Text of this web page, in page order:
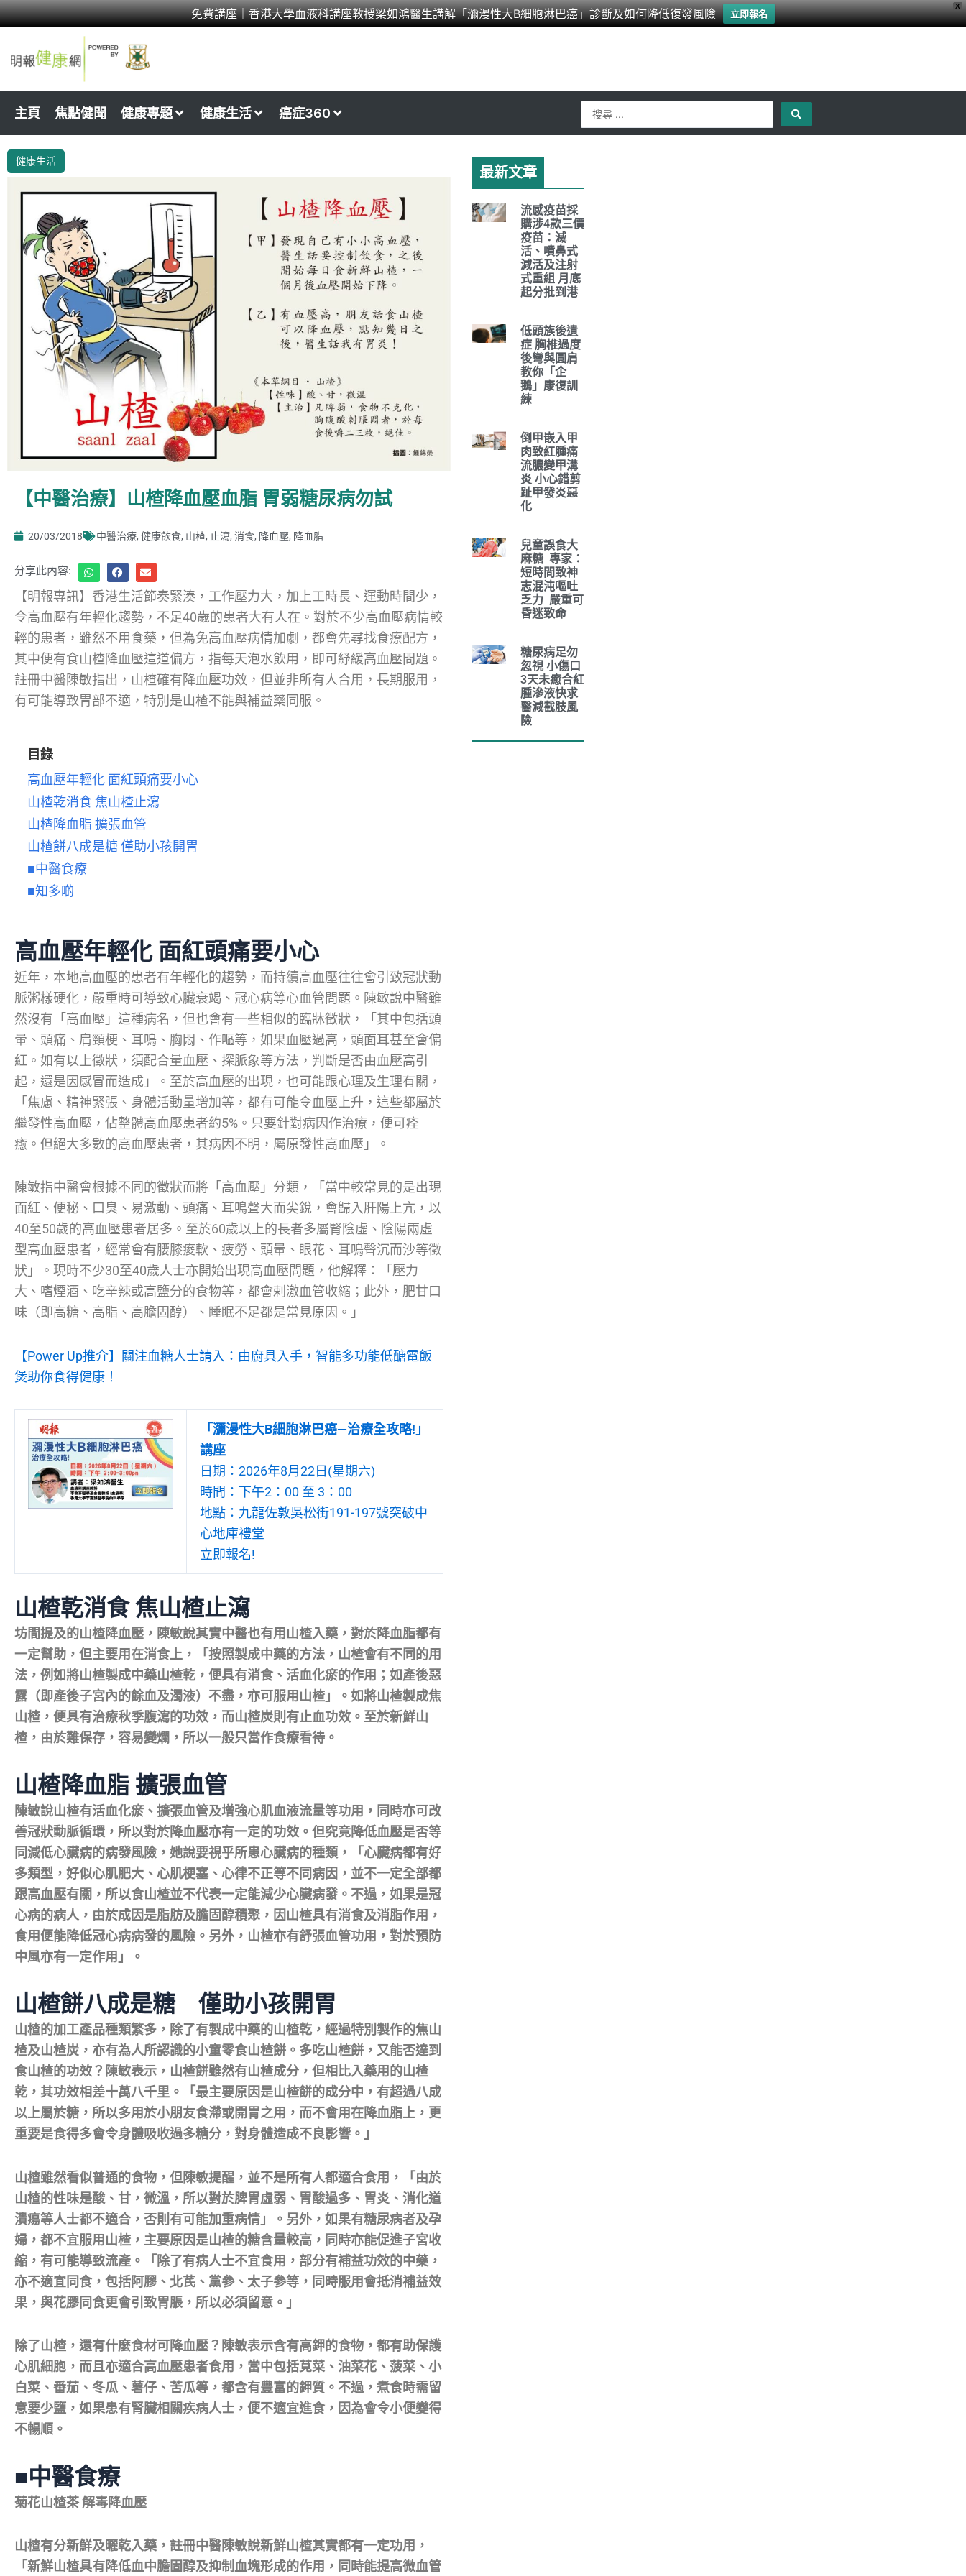
X
免費講座｜香港大學血液科講座教授梁如鴻醫生講解「瀰漫性大B細胞淋巴癌」診斷及如何降低復發風險 立即報名
Skip
to
content
主頁 焦點健聞 健康專題 健康生活 癌症360
Search
...
健康生活
【中醫治療】山楂降血壓血脂 胃弱糖尿病勿試
20/03/2018 中醫治療, 健康飲食, 山楂, 止瀉, 消食, 降血壓, 降血脂
分享此內容:
【明報專訊】香港生活節奏緊湊，工作壓力大，加上工時長、運動時間少，
令高血壓有年輕化趨勢，不足40歲的患者大有人在。對於不少高血壓病情較
輕的患者，雖然不用食藥，但為免高血壓病情加劇，都會先尋找食療配方，
其中便有食山楂降血壓這道偏方，指每天泡水飲用，即可紓緩高血壓問題。
註冊中醫陳敏指出，山楂確有降血壓功效，但並非所有人合用，長期服用，
有可能導致胃部不適，特別是山楂不能與補益藥同服。
目錄
高血壓年輕化 面紅頭痛要小心
山楂乾消食 焦山楂止瀉
山楂降血脂 擴張血管
山楂餅八成是糖 僅助小孩開胃
■中醫食療
■知多啲
高血壓年輕化 面紅頭痛要小心
近年，本地高血壓的患者有年輕化的趨勢，而持續高血壓往往會引致冠狀動
脈粥樣硬化，嚴重時可導致心臟衰竭、冠心病等心血管問題。陳敏說中醫雖
然沒有「高血壓」這種病名，但也會有一些相似的臨牀徵狀，「其中包括頭
暈、頭痛、肩頸梗、耳鳴、胸悶、作嘔等，如果血壓過高，頭面耳甚至會偏
紅。如有以上徵狀，須配合量血壓、探脈象等方法，判斷是否由血壓高引
起，還是因感冒而造成」。至於高血壓的出現，也可能跟心理及生理有關，
「焦慮、精神緊張、身體活動量增加等，都有可能令血壓上升，這些都屬於
繼發性高血壓，佔整體高血壓患者約5%。只要針對病因作治療，便可痊
癒。但絕大多數的高血壓患者，其病因不明，屬原發性高血壓」。
陳敏指中醫會根據不同的徵狀而將「高血壓」分類，「當中較常見的是出現
面紅、便秘、口臭、易激動、頭痛、耳鳴聲大而尖銳，會歸入肝陽上亢，以
40至50歲的高血壓患者居多。至於60歲以上的長者多屬腎陰虛、陰陽兩虛
型高血壓患者，經常會有腰膝痠軟、疲勞、頭暈、眼花、耳鳴聲沉而沙等徵
狀」。現時不少30至40歲人士亦開始出現高血壓問題，他解釋：「壓力
大、嗜煙酒、吃辛辣或高鹽分的食物等，都會剌激血管收縮；此外，肥甘口
味（即高糖、高脂、高膽固醇）、睡眠不足都是常見原因。」
【Power Up推介】關注血糖人士請入：由廚具入手，智能多功能低醣電飯
煲助你食得健康！
「瀰漫性大B細胞淋巴癌—治療全攻略!」
講座
日期：2026年8月22日(星期六)
時間：下午2：00 至 3：00
地點：九龍佐敦吳松街191-197號突破中
心地庫禮堂
立即報名!
山楂乾消食 焦山楂止瀉
坊間提及的山楂降血壓，陳敏說其實中醫也有用山楂入藥，對於降血脂都有
一定幫助，但主要用在消食上，「按照製成中藥的方法，山楂會有不同的用
法，例如將山楂製成中藥山楂乾，便具有消食、活血化瘀的作用；如產後惡
露（即產後子宮內的餘血及濁液）不盡，亦可服用山楂」。如將山楂製成焦
山楂，便具有治療秋季腹瀉的功效，而山楂炭則有止血功效。至於新鮮山
楂，由於難保存，容易變爛，所以一般只當作食療看待。
山楂降血脂 擴張血管
陳敏說山楂有活血化瘀、擴張血管及增強心肌血液流量等功用，同時亦可改
善冠狀動脈循環，所以對於降血壓亦有一定的功效。但究竟降低血壓是否等
同減低心臟病的病發風險，她說要視乎所患心臟病的種類，「心臟病都有好
多類型，好似心肌肥大、心肌梗塞、心律不正等不同病因，並不一定全部都
跟高血壓有關，所以食山楂並不代表一定能減少心臟病發。不過，如果是冠
心病的病人，由於成因是脂肪及膽固醇積聚，因山楂具有消食及消脂作用，
食用便能降低冠心病病發的風險。另外，山楂亦有舒張血管功用，對於預防
中風亦有一定作用」。
山楂餅八成是糖 僅助小孩開胃
山楂的加工產品種類繁多，除了有製成中藥的山楂乾，經過特別製作的焦山
楂及山楂炭，亦有為人所認識的小童零食山楂餅。多吃山楂餅，又能否達到
食山楂的功效？陳敏表示，山楂餅雖然有山楂成分，但相比入藥用的山楂
乾，其功效相差十萬八千里。「最主要原因是山楂餅的成分中，有超過八成
以上屬於糖，所以多用於小朋友食滯或開胃之用，而不會用在降血脂上，更
重要是食得多會令身體吸收過多糖分，對身體造成不良影響。」
山楂雖然看似普通的食物，但陳敏提醒，並不是所有人都適合食用，「由於
山楂的性味是酸、甘，微溫，所以對於脾胃虛弱、胃酸過多、胃炎、消化道
潰瘍等人士都不適合，否則有可能加重病情」。另外，如果有糖尿病者及孕
婦，都不宜服用山楂，主要原因是山楂的糖含量較高，同時亦能促進子宮收
縮，有可能導致流產。「除了有病人士不宜食用，部分有補益功效的中藥，
亦不適宜同食，包括阿膠、北芪、黨參、太子參等，同時服用會抵消補益效
果，與花膠同食更會引致胃脹，所以必須留意。」
除了山楂，還有什麼食材可降血壓？陳敏表示含有高鉀的食物，都有助保護
心肌細胞，而且亦適合高血壓患者食用，當中包括莧菜、油菜花、菠菜、小
白菜、番茄、冬瓜、薯仔、苦瓜等，都含有豐富的鉀質。不過，煮食時需留
意要少鹽，如果患有腎臟相關疾病人士，便不適宜進食，因為會令小便變得
不暢順。
■中醫食療
菊花山楂茶 解毒降血壓
山楂有分新鮮及曬乾入藥，註冊中醫陳敏說新鮮山楂其實都有一定功用，
「新鮮山楂具有降低血中膽固醇及抑制血塊形成的作用，同時能提高微血管
最新文章
流感疫苗採
購涉4款三價
疫苗：滅
活、噴鼻式
減活及注射
式重組 月底
起分批到港
低頭族後遺
症 胸椎過度
後彎與圓肩
教你「企
鵝」康復訓
練
倒甲嵌入甲
肉致紅腫痛
流膿變甲溝
炎 小心錯剪
趾甲發炎惡
化
兒童誤食大
麻糖 專家：
短時間致神
志混沌嘔吐
乏力 嚴重可
昏迷致命
糖尿病足勿
忽視 小傷口
3天未癒合紅
腫滲液快求
醫減截肢風
險